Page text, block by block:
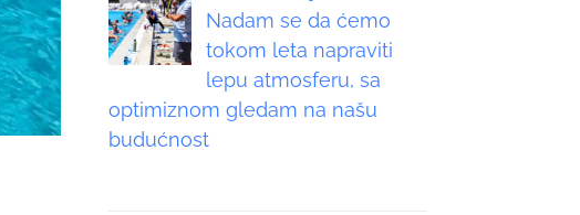
Nadam se da ćemo
tokom leta napraviti
lepu atmosferu, sa
optimiznom gledam na našu
budućnost